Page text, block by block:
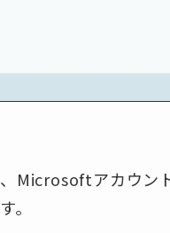
Microsoftアカウン
。